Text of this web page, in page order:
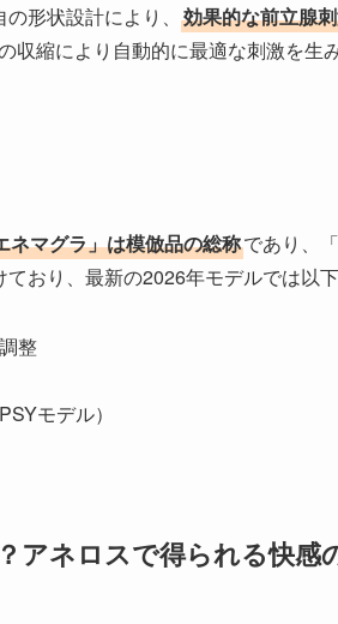
形状設計により、 効果的な前立腺
収縮により自動的に最適な刺激を生
ネマグラ」は模倣品の総称であり、
おり、最新の2026年モデルでは以
整
モデル）
アネロスで得られる快感